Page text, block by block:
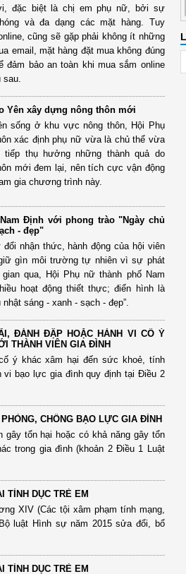
đặc biệt là chị em phụ nữ, bởi sự
và đa dạng các mặt hàng. Tuy
cũng sẽ gặp phải không ít những
email, mặt hàng đặt mua không đúng
bảo an toàn khi mua sắm online
Yên xây dựng nông thôn mới
sống ở khu vực nông thôn, Hội Phụ
xác định phụ nữ vừa là chủ thể vừa
thụ hưởng những thành quả do
mới đem lại, nên tích cực vận động
gia chương trình này.
Định với phong trào "Ngày chủ
- đẹp"
nhận thức, hành động của hội viên
gìn môi trường tự nhiên vì sự phát
qua, Hội Phụ nữ thành phố Nam
hoạt động thiết thực; điển hình là
sáng - xanh - sạch - đẹp”.
ĐÁNH ĐẬP HOẶC HÀNH VI CỐ Ý
THÀNH VIÊN GIA ĐÌNH
ý khác xâm hại đến sức khoẻ, tính
vi bạo lực gia đình quy định tại Điều 2
CHỐNG BẠO LỰC GIA ĐÌNH
tổn hại hoặc có khả năng gây tổn
trong gia đình (khoản 2 Điều 1 Luật
TÌNH DỤC TRẺ EM
XIV (Các tội xâm phạm tính mạng,
luật Hình sự năm 2015 sửa đổi, bổ
TÌNH DỤC TRẺ EM